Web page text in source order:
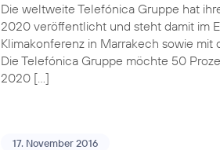
Die weltweite Telefónica Gruppe hat
2020 veröffentlicht und steht damit im
Klimakonferenz in Marrakech sowie mit
Die Telefónica Gruppe möchte 50
2020 […]
17. November 2016